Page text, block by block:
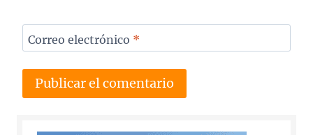
Correo electrónico *